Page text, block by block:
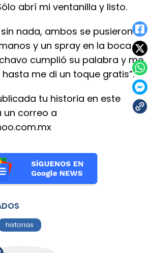
abrí mi ventanilla y listo.
nada, ambos se pusieron
y un spray en la boca y
cumplió su palabra y me
me di un toque gratis”.
tu historia en este
un correo a
historias